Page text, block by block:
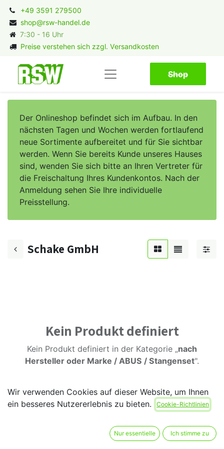
+49 3591 279500
shop@rsw-handel.de
7:30 - 16 Uhr
Preise verstehen sich zzgl. Versandkosten
Shop​​​​
Der Onlineshop befindet sich im Aufbau. In den
nächsten Tagen und Wochen werden fortlaufend
neue Sortimente aufbereitet und für Sie sichtbar
werden. Wenn Sie bereits Kunde unseres Hauses
sind, wenden Sie sich bitte an Ihren Vertreter für
die Freischaltung Ihres Kundenkontos. Nach der
Anmeldung sehen Sie Ihre individuelle
Preisstellung.
Schake GmbH
Kein Produkt definiert
Kein Produkt definiert in der Kategorie „nach
Hersteller oder Marke / ABUS / Stangenset".
Wir verwenden Cookies auf dieser Website, um Ihnen
ein besseres Nutzererlebnis zu bieten.
Cookie-Richtlinien
Nur essentielle Ich stimme zu